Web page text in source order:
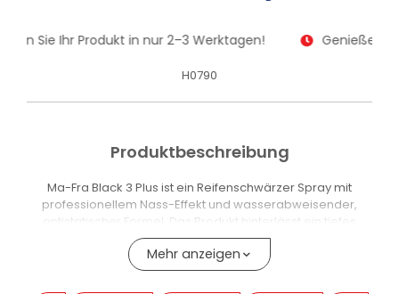
Sie Ihr Produkt in nur 2–3 Werktagen! Genießen
H0790
Produktbeschreibung
Ma-Fra Black 3 Plus ist ein Reifenschwärzer Spray mit
professionellem Nass-Effekt und wasserabweisender,
antistatischer Formel. Das Produkt hinterlässt ein tiefes
Schwarz und intensiven Glanz und hilft, Vergilbung sowie
Rissbildung durch Witterungseinflüsse und Abnutzung zu
reduzieren.
Mehr anzeigen